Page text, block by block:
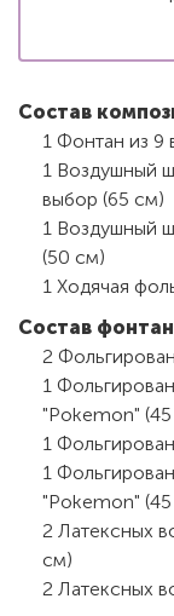
Состав
1 Фонтан из 9
1 Воздушный
выбор (65 см)
1 Воздушный
(50 см)
1 Ходячая
Состав
2
1
"Pokemon"
1
1
"Pokemon"
2 Латексных
см)
2 Латексных